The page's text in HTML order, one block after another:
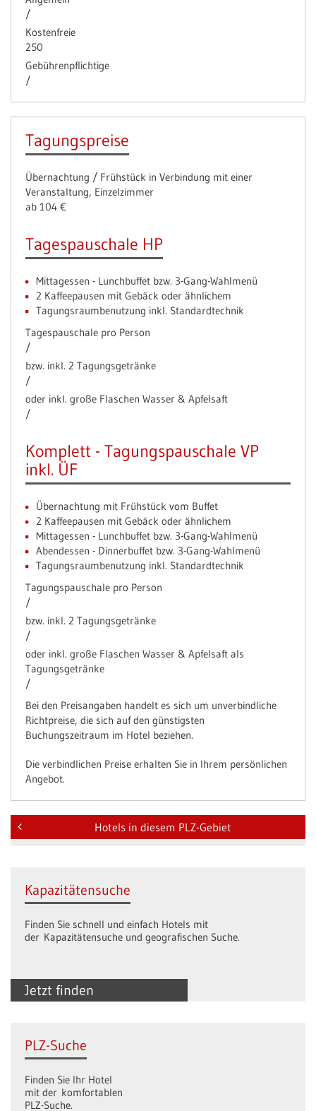
/
Kostenfreie
250
Gebührenpflichtige
/
Tagungspreise
Übernachtung / Frühstück in Verbindung mit einer
Veranstaltung, Einzelzimmer
ab 104 €
Tagespauschale HP
Mittagessen - Lunchbuffet bzw. 3-Gang-Wahlmenü
2 Kaffeepausen mit Gebäck oder ähnlichem
Tagungsraumbenutzung inkl. Standardtechnik
Tagespauschale pro Person
/
bzw. inkl. 2 Tagungsgetränke
/
oder inkl. große Flaschen Wasser & Apfelsaft
/
Komplett - Tagungspauschale VP
inkl. ÜF
Übernachtung mit Frühstück vom Buffet
2 Kaffeepausen mit Gebäck oder ähnlichem
Mittagessen - Lunchbuffet bzw. 3-Gang-Wahlmenü
Abendessen - Dinnerbuffet bzw. 3-Gang-Wahlmenü
Tagungsraumbenutzung inkl. Standardtechnik
Tagungspauschale pro Person
/
bzw. inkl. 2 Tagungsgetränke
/
oder inkl. große Flaschen Wasser & Apfelsaft als
Tagungsgetränke
/
Bei den Preisangaben handelt es sich um unverbindliche
Richtpreise, die sich auf den günstigsten
Buchungszeitraum im Hotel beziehen.
Die verbindlichen Preise erhalten Sie in Ihrem persönlichen
Angebot.
Hotels in diesem PLZ-Gebiet
Jetzt finden
Kapazitätensuche
Finden Sie schnell und einfach Hotels mit
der Kapazitätensuche und geografischen Suche.
PLZ-Suche
Finden Sie Ihr Hotel
mit der komfortablen
PLZ-Suche.